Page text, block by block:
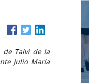
de Talvi de la
Julio María